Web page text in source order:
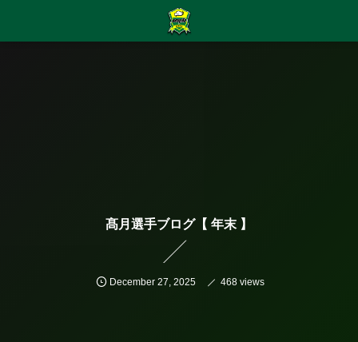
髙月選手ブログ【 年末 】
December 27 ,2025 468 views